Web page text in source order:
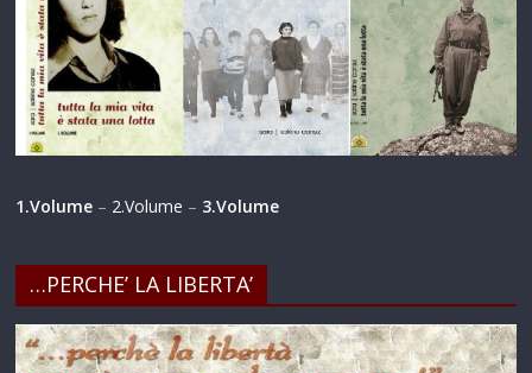
1.Volume – 2.Volume – 3.Volume
…PERCHE’ LA LIBERTA’